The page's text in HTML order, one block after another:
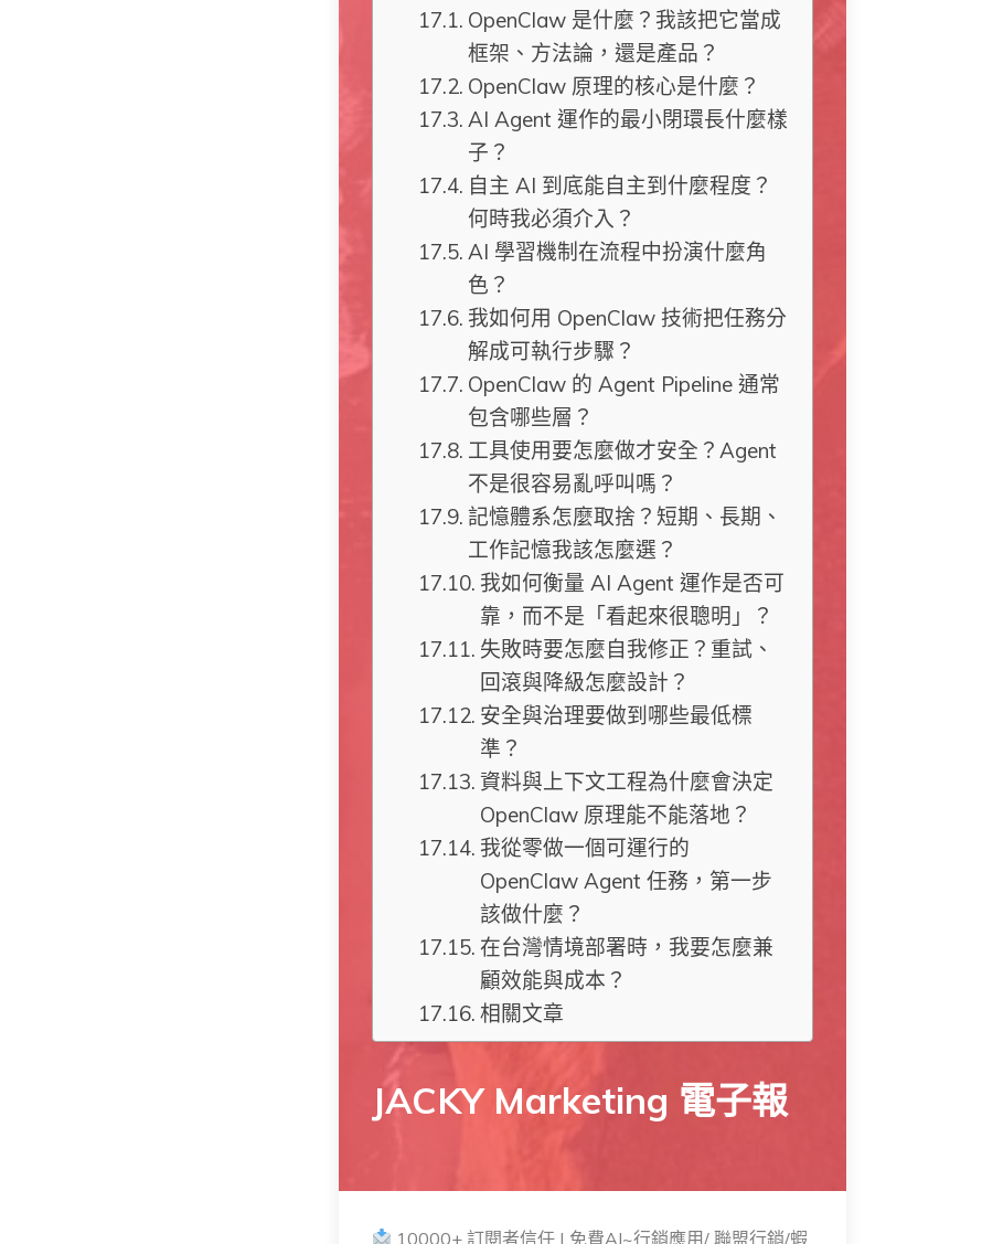
OpenClaw 是什麼？我該把它當成
框架、方法論，還是產品？
OpenClaw 原理的核心是什麼？
AI Agent 運作的最小閉環長什麼樣
子？
自主 AI 到底能自主到什麼程度？
何時我必須介入？
AI 學習機制在流程中扮演什麼角
色？
我如何用 OpenClaw 技術把任務分
解成可執行步驟？
OpenClaw 的 Agent Pipeline 通常
包含哪些層？
工具使用要怎麼做才安全？Agent
不是很容易亂呼叫嗎？
記憶體系怎麼取捨？短期、長期、
工作記憶我該怎麼選？
我如何衡量 AI Agent 運作是否可
靠，而不是「看起來很聰明」？
失敗時要怎麼自我修正？重試、
回滾與降級怎麼設計？
安全與治理要做到哪些最低標
準？
資料與上下文工程為什麼會決定
OpenClaw 原理能不能落地？
我從零做一個可運行的
OpenClaw Agent 任務，第一步
該做什麼？
在台灣情境部署時，我要怎麼兼
顧效能與成本？
相關文章
JACKY Marketing 電子報
10000+ 訂閱者信任 | 免費AI~行銷應用/ 聯盟行銷/蝦